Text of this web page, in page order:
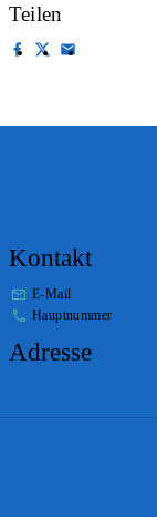
Teilen
Kontakt
E-Mail
Hauptnummer
Adresse